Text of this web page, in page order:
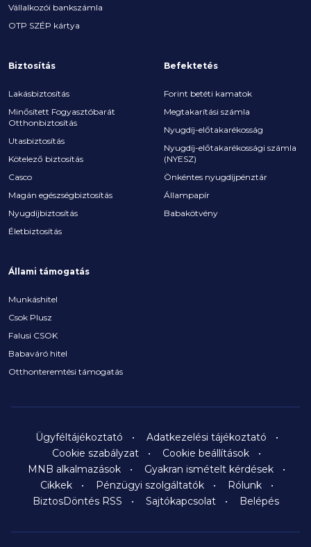
Vállalkozói bankszámla
OTP SZÉP kártya
Biztosítás
Lakásbiztosítás
Minősített Fogyasztóbarát
Otthonbiztosítás
Utasbiztosítás
Kötelező biztosítás
Casco
Magán egészségbiztosítás
Nyugdíjbiztosítás
Életbiztosítás
Befektetés
Forint betéti kamatok
Megtakarítási számla
Nyugdíj-előtakarékosság
Nyugdíj-előtakarékossági számla
(NYESZ)
Önkéntes nyugdíjpénztár
Állampapír
Babakötvény
Állami támogatás
Munkáshitel
Csok Plusz
Falusi CSOK
Babaváró hitel
Otthonteremtési támogatás
Ügyféltájékoztató
Adatkezelési tájékoztató
Cookie szabályzat
Cookie beállítások
MNB alkalmazások
Gyakran ismételt kérdések
Cikkek
Pénzügyi szolgáltatók
Rólunk
BiztosDöntés RSS
Sajtókapcsolat Belépés